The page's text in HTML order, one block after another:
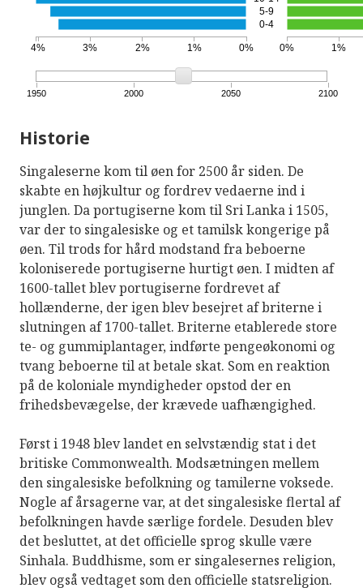
0-4
5-9
0%
1%
2%
3%
4% 0% 1%
1950 2000 2050 2100
Historie
Singaleserne kom til øen for 2500 år siden. De
skabte en højkultur og fordrev vedaerne ind i
junglen. Da portugiserne kom til Sri Lanka i 1505,
var der to singalesiske og et tamilsk kongerige på
øen. Til trods for hård modstand fra beboerne
koloniserede portugiserne hurtigt øen. I midten af ​​
1600-tallet blev portugiserne fordrevet af
hollænderne, der igen blev besejret af briterne i
slutningen af ​​1700-tallet. Briterne etablerede store
te- og gummiplantager, indførte pengeøkonomi og
tvang beboerne til at betale skat. Som en reaktion
på de koloniale myndigheder opstod der en
frihedsbevægelse, der krævede uafhængighed.
Først i 1948 blev landet en selvstændig stat i det
britiske Commonwealth. Modsætningen mellem
den singalesiske befolkning og tamilerne voksede.
Nogle af årsagerne var, at det singalesiske flertal af
befolkningen havde særlige fordele. Desuden blev
det besluttet, at det officielle sprog skulle være
Sinhala. Buddhisme, som er singalesernes religion,
blev også vedtaget som den officielle statsreligion.